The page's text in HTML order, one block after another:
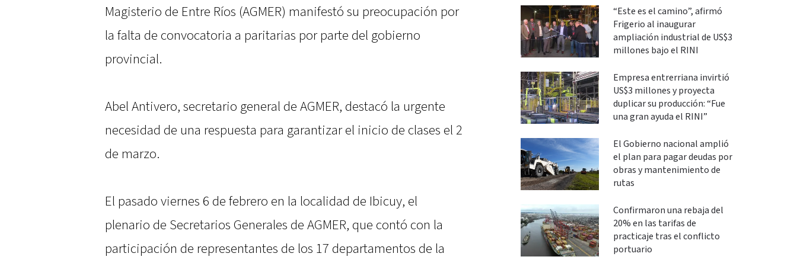
Magisterio de Entre Ríos (AGMER) manifestó su preocupación por
la falta de convocatoria a paritarias por parte del gobierno
provincial.
Abel Antivero, secretario general de AGMER, destacó la urgente
necesidad de una respuesta para garantizar el inicio de clases el 2
de marzo.
El pasado viernes 6 de febrero en la localidad de Ibicuy, el
plenario de Secretarios Generales de AGMER, que contó con la
participación de representantes de los 17 departamentos de la
“Este es el camino”, afirmó
Frigerio al inaugurar
ampliación industrial de US$3
millones bajo el RINI
Empresa entrerriana invirtió
US$3 millones y proyecta
duplicar su producción: “Fue
una gran ayuda el RINI”
El Gobierno nacional amplió
el plan para pagar deudas por
obras y mantenimiento de
rutas
Confirmaron una rebaja del
20% en las tarifas de
practicaje tras el conflicto
portuario